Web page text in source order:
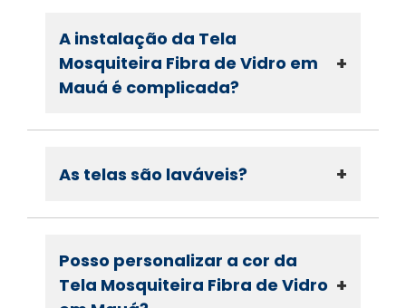
A instalação da Tela
Mosquiteira Fibra de Vidro em
Mauá é complicada?
+
As telas são laváveis? +
Posso personalizar a cor da
Tela Mosquiteira Fibra de Vidro +